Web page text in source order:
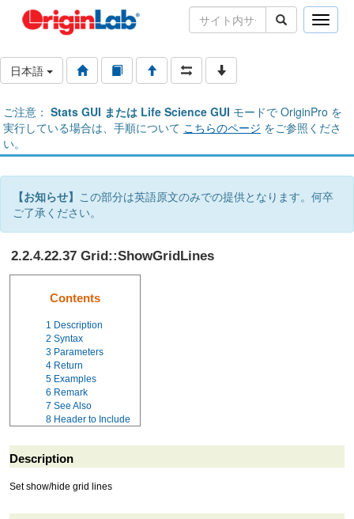
Toggle
日本語
ご注意： Stats GUI または Life Science GUI モードで OriginPro を
実行している場合は、手順について こちらのページ をご参照くださ
い。
【お知らせ】 この部分は英語原文のみでの提供となります。何卒
ご了承ください。
2.2.4.22.37 Grid::ShowGridLines
Contents
1 Description
2 Syntax
3 Parameters
4 Return
5 Examples
6 Remark
7 See Also
8 Header to Include
Description
Set show/hide grid lines